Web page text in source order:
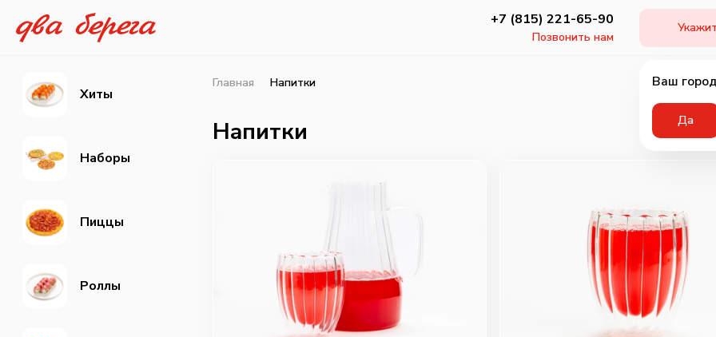
+7 (815) 221-65-90
Позвонить нам
Ваш
Да
Хиты
Наборы
Пиццы
Роллы
Главная Напитки
Напитки